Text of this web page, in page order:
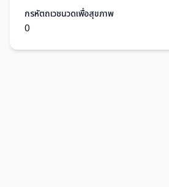
กรหัตถเวชนวดเพื่อสุขภาพ
0